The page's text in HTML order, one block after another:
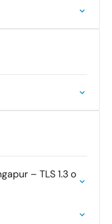
– TLS 1.3 o